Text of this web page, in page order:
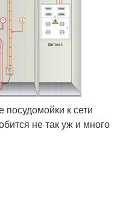
к сети
не так уж и много